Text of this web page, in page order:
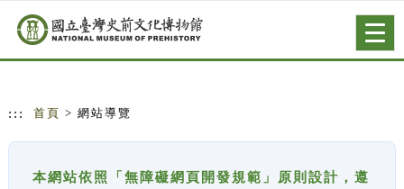
跳到主要內容
網站導覽
::: 首頁 > 網站導覽
本網站依照「無障礙網頁開發規範」原則設計，遵